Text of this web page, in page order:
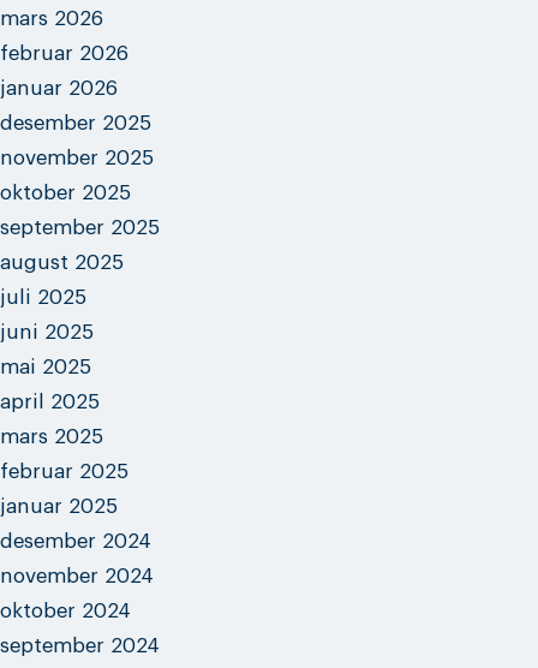
mars 2026
februar 2026
januar 2026
desember 2025
november 2025
oktober 2025
september 2025
august 2025
juli 2025
juni 2025
mai 2025
april 2025
mars 2025
februar 2025
januar 2025
desember 2024
november 2024
oktober 2024
september 2024